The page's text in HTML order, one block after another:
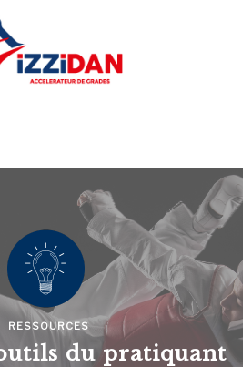
RESSOURCES
du pratiquant